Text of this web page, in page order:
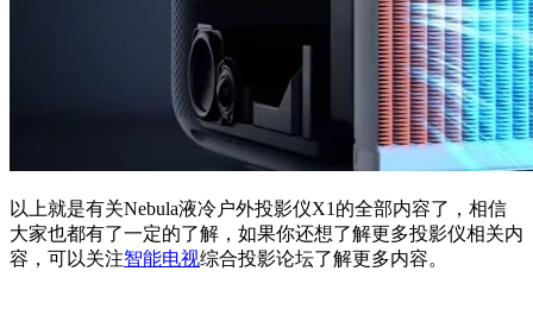
以上就是有关Nebula液冷户外投影仪X1的全部内容了，相信
大家也都有了一定的了解，如果你还想了解更多投影仪相关内
容，可以关注智能电视综合投影论坛了解更多内容。